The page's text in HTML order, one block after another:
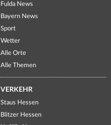
Fulda News
Bayern News
Sport
Wetter
Alle Orte
Alle Themen
VERKEHR
Staus Hessen
Blitzer Hessen